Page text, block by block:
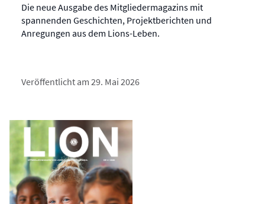
Die neue Ausgabe des Mitgliedermagazins mit
spannenden Geschichten, Projektberichten und
Anregungen aus dem Lions-Leben.
Veröffentlicht am 29. Mai 2026